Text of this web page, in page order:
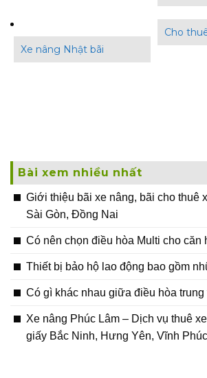
Xe nâng Nhật bãi
Cho
Bài xem nhiều nhất
Giới thiệu bãi xe nâng, bãi cho thuê
Sài Gòn, Đồng Nai
Có nên chọn điều hòa Multi cho căn
Thiết bị bảo hộ lao động bao gồm
Có gì khác nhau giữa điều hòa
Xe nâng Phúc Lâm – Dịch vụ thuê
giấy Bắc Ninh, Hưng Yên, Vĩnh